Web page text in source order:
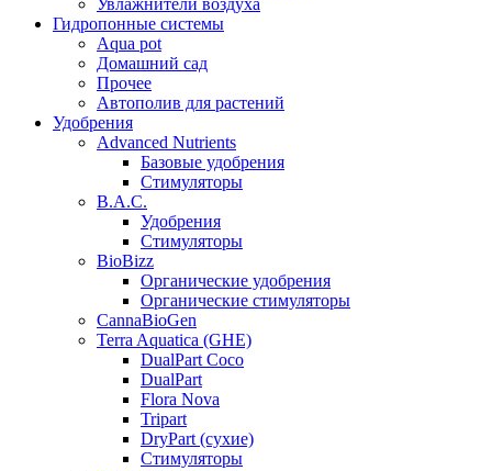
Увлажнители воздуха
Гидропонные системы
Aqua pot
Домашний сад
Прочее
Автополив для растений
Удобрения
Advanced Nutrients
Базовые удобрения
Стимуляторы
B.A.C.
Удобрения
Стимуляторы
BioBizz
Органические удобрения
Органические стимуляторы
CannaBioGen
Terra Aquatica (GHE)
DualPart Coco
DualPart
Flora Nova
Tripart
DryPart (сухие)
Стимуляторы